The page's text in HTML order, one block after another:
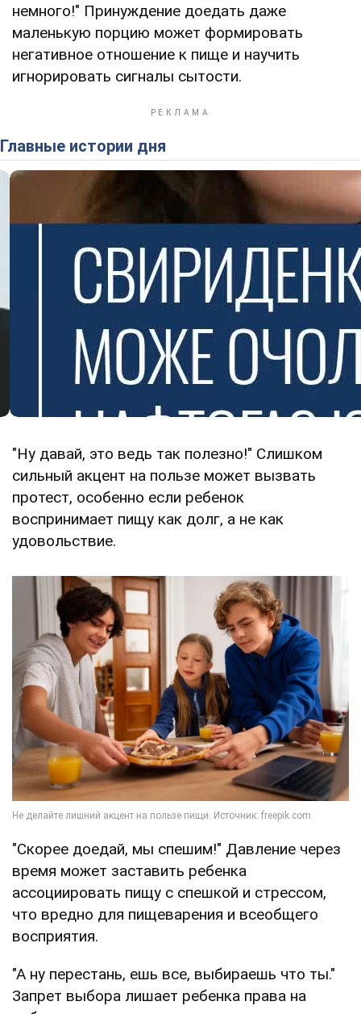
немного!" Принуждение доедать даже
маленькую порцию может формировать
негативное отношение к пище и научить
игнорировать сигналы сытости.
Главные истории дня
"Ну давай, это ведь так полезно!" Слишком
сильный акцент на пользе может вызвать
протест, особенно если ребенок
воспринимает пищу как долг, а не как
удовольствие.
"Скорее доедай, мы спешим!" Давление через
время может заставить ребенка
ассоциировать пищу с спешкой и стрессом,
что вредно для пищеварения и всеобщего
восприятия.
"А ну перестань, ешь все, выбираешь что ты."
Запрет выбора лишает ребенка права на